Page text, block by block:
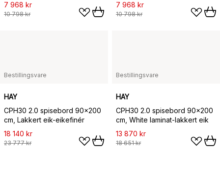
7 968 kr
10 798 kr
7 968 kr
10 798 kr
Bestillingsvare
HAY
CPH30 2.0 spisebord 90x200
cm, Lakkert eik-eikefinér
18 140 kr
23 777 kr
Bestillingsvare
HAY
CPH30 2.0 spisebord 90x200
cm, White laminat-lakkert eik
13 870 kr
18 651 kr